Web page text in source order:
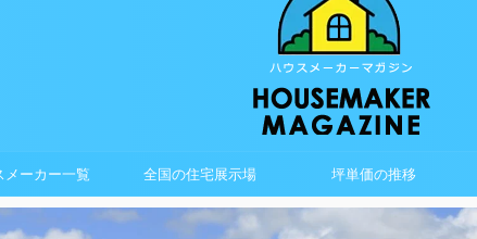
メーカー一覧 全国の住宅展示場 坪単価の推移